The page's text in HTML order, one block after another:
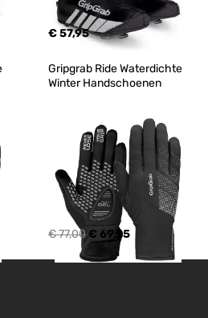
€ 57,95
Gripgrab Ride Waterdichte
Winter Handschoenen
€ 77,00 € 69,95